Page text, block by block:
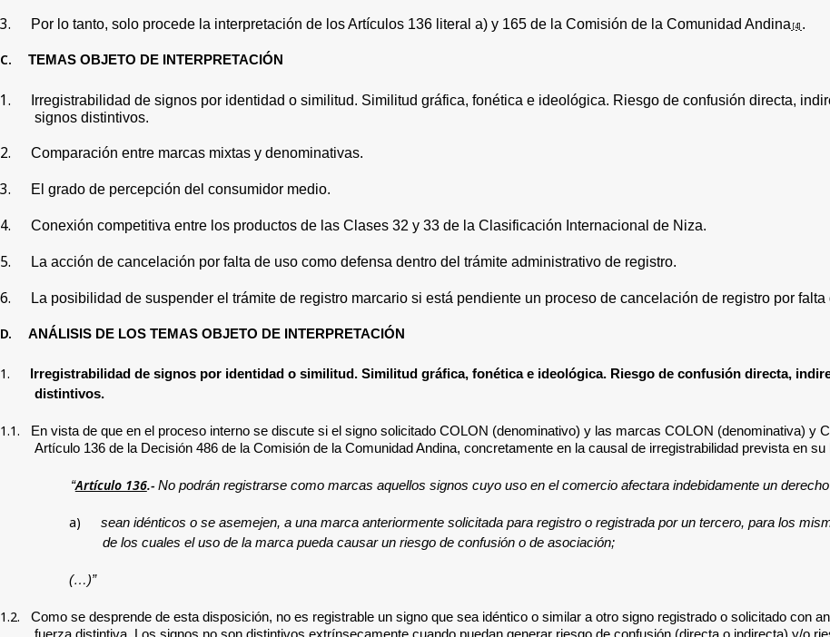
3. Por lo tanto, solo procede la interpretación de los Artículos 136 literal a) y 165 de la Comisión de la Comunidad Andina [4] .
C. TEMAS OBJETO DE INTERPRETACIÓN
1.
Irregistrabilidad de signos por identidad o similitud. Similitud gráfica, fonética e ideológica. Riesgo de confusión directa,
signos distintivos.
2. Comparación entre marcas mixtas y denominativas.
3. El grado de percepción del consumidor medio.
4. Conexión competitiva entre los productos de las Clases 32 y 33 de la Clasificación Internacional de Niza.
5. La acción de cancelación por falta de uso como defensa dentro del trámite administrativo de registro.
6. La posibilidad de suspender el trámite de registro marcario si está pendiente un proceso de cancelación de registro por
D. ANÁLISIS DE LOS TEMAS OBJETO DE INTERPRETACIÓN
1.
Irregistrabilidad de signos por identidad o similitud. Similitud gráfica, fonética e ideológica. Riesgo de confusión directa,
distintivos.
1.1. En vista de que en el proceso interno se discute si el signo solicitado COLON (denominativo) y las marcas COLON (denominativa) y
Artículo 136 de la Decisión 486 de la Comisión de la Comunidad Andina, concretamente en la causal de irregistrabilidad prevista en
“Artículo 136.-No podrán registrarse como marcas aquellos signos cuyo uso en el comercio afectara indebidamente un
a)
sean idénticos o se asemejen, a una marca anteriormente solicitada para registro o registrada por un tercero, para los
de los cuales el uso de la marca pueda causar un riesgo de confusión o de asociación;
(…)”
1.2.
Como se desprende de esta disposición, no es registrable un signo que sea idéntico o similar a otro signo registrado o solicitado con
fuerza distintiva. Los signos no son distintivos extrínsecamente cuando puedan generar riesgo de confusión (directa o indirecta) y/o